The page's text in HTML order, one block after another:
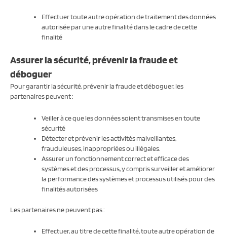
Effectuer toute autre opération de traitement des données
autorisée par une autre finalité dans le cadre de cette
finalité
Assurer la sécurité, prévenir la fraude et
déboguer
Pour garantir la sécurité, prévenir la fraude et déboguer, les
partenaires peuvent :
Veiller à ce que les données soient transmises en toute
sécurité
Détecter et prévenir les activités malveillantes,
frauduleuses, inappropriées ou illégales.
Assurer un fonctionnement correct et efficace des
systèmes et des processus, y compris surveiller et améliorer
la performance des systèmes et processus utilisés pour des
finalités autorisées
Les partenaires ne peuvent pas :
Effectuer, au titre de cette finalité, toute autre opération de